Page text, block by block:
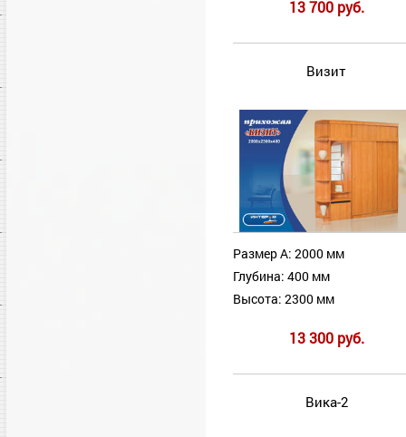
13 700 руб.
Визит
Размер А: 2000 мм
Глубина: 400 мм
Высота: 2300 мм
13 300 руб.
Вика-2